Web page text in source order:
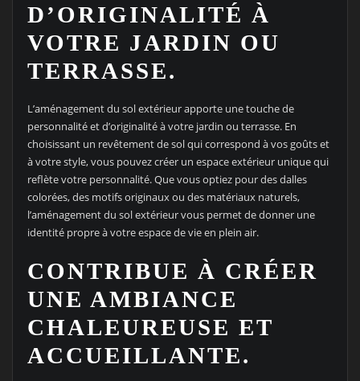
D’ORIGINALITÉ À
VOTRE JARDIN OU
TERRASSE.
L’aménagement du sol extérieur apporte une touche de
personnalité et d’originalité à votre jardin ou terrasse. En
choisissant un revêtement de sol qui correspond à vos goûts et
à votre style, vous pouvez créer un espace extérieur unique qui
reflète votre personnalité. Que vous optiez pour des dalles
colorées, des motifs originaux ou des matériaux naturels,
l’aménagement du sol extérieur vous permet de donner une
identité propre à votre espace de vie en plein air.
CONTRIBUE À CRÉER
UNE AMBIANCE
CHALEUREUSE ET
ACCUEILLANTE.